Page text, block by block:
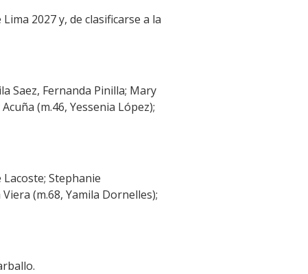
2027 y, de clasificarse a la
Saez, Fernanda Pinilla; Mary
(m.46, Yessenia López);
Stephanie
(m.68, Yamila Dornelles);